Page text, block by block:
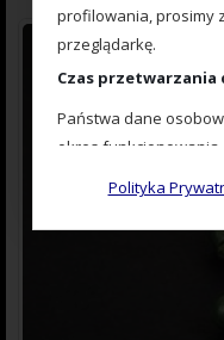
profilowania, prosimy
przeglądarkę.
Czas przetwarzania
Państwa dane
okres funkcjonowania
Polityka